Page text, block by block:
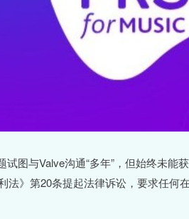
图与Valve沟通“多年”，但始终未能
法》第20条提起法律诉讼，要求任